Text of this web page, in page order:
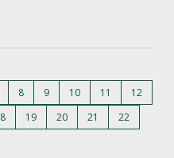
8 9 10 11
12
19 20 21
22